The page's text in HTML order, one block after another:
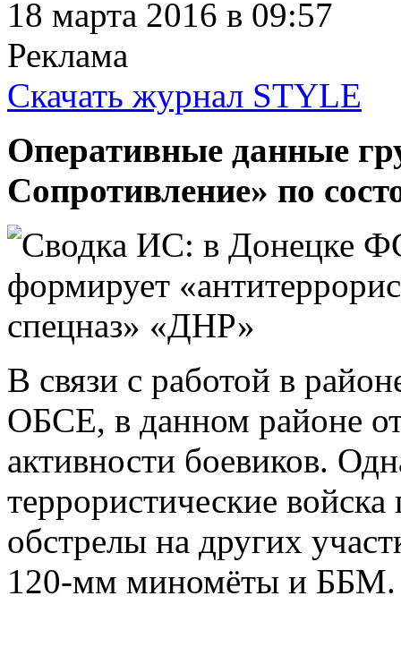
18 марта 2016 в 09:57
Реклама
Скачать журнал STYLE
Оперативные данные
Сопротивление» по
В связи с работой в
ОБСЕ, в данном районе
активности боевиков.
террористические
обстрелы на других
120-мм миномёты и ББМ.